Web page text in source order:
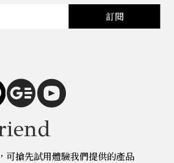
訂閱
可搶先試用體驗我們提供的產品